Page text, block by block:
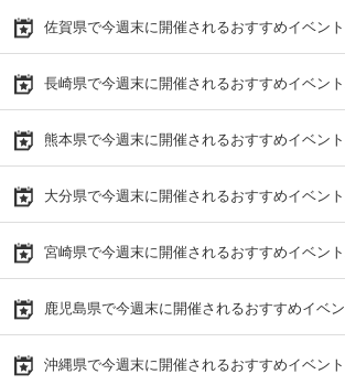
佐賀県で今週末に開催されるおすすめイベン
長崎県で今週末に開催されるおすすめイベン
熊本県で今週末に開催されるおすすめイベン
大分県で今週末に開催されるおすすめイベン
宮崎県で今週末に開催されるおすすめイベン
鹿児島県で今週末に開催されるおすすめイベ
沖縄県で今週末に開催されるおすすめイベン